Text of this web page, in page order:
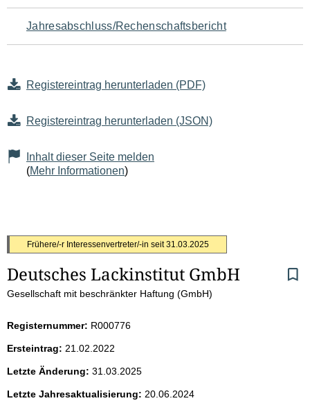
Jahresabschluss/Rechenschaftsbericht
Registereintrag herunterladen (PDF)
Registereintrag herunterladen (JSON)
Inhalt dieser Seite melden
(Mehr Informationen)
S
e
t
e
n
Frühere/-r Interessenvertreter/-in seit 31.03.2025
Deutsches Lackinstitut GmbH
Gesellschaft mit beschränkter Haftung (GmbH)
Registernummer: R000776
Ersteintrag: 21.02.2022
Letzte Änderung: 31.03.2025
Letzte Jahresaktualisierung: 20.06.2024